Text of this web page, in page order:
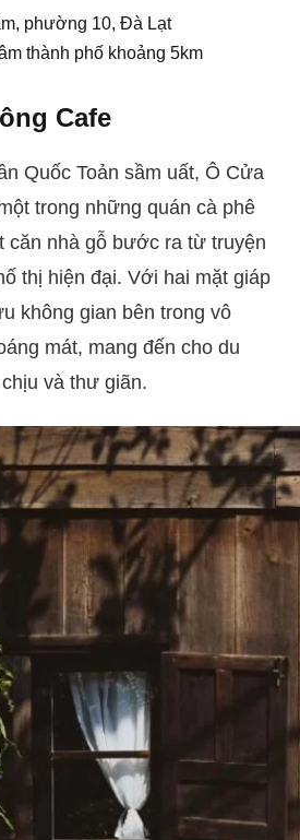
phường 10, Đà Lạt
thành phố khoảng 5km
Cafe
Quốc Toản sầm uất, Ô Cửa
trong những quán cà phê
nhà gỗ bước ra từ truyện
thị hiện đại. Với hai mặt giáp
không gian bên trong vô
mát, mang đến cho du
và thư giãn.